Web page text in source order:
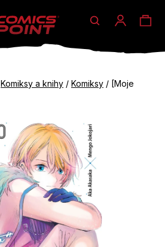
Hledat
Komiksy a knihy / Komiksy / [Moje